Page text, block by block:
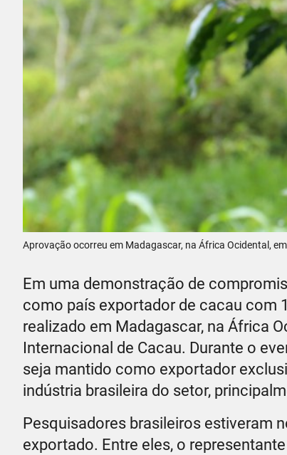
Aprovação ocorreu em Madagascar, na África Ocidental,
Em uma demonstração de
como país exportador de cacau com
realizado em Madagascar, na África
Internacional de Cacau. Durante o
seja mantido como exportador
indústria brasileira do setor,
Pesquisadores brasileiros estiveram
exportado. Entre eles, o